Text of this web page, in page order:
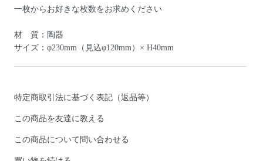
一枚からお好きな枚数をお求めください
材 質：陶器
サイズ：φ230mm（見込φ120mm）× H40mm
特定商取引法に基づく表記（返品等）
この商品を友達に教える
この商品について問い合わせる